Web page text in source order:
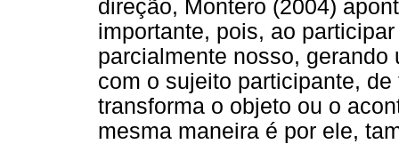
direção, Montero (2004)
importante, pois, ao
parcialmente nosso,
com o sujeito participante,
transforma o objeto ou o
mesma maneira é por ele,